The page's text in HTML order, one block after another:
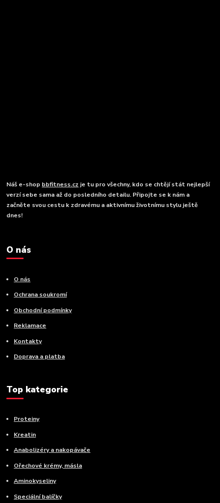
Náš e-shop bbfitness.cz je tu pro všechny, kdo se chtějí stát nejlepší
verzí sebe sama až do posledního detailu. Připojte se k nám a
začněte svou cestu k zdravému a aktivnímu životnímu stylu ještě
dnes!
O nás
O nás
Ochrana soukromí
Obchodní podmínky
Reklamace
Kontakty
Doprava a platba
Top kategorie
Proteiny
Kreatin
Anabolizéry a nakopávače
Ořechové krémy, másla
Aminokyseliny
Speciální balíčky